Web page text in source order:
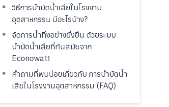
วิธีการบำบัดน้ำเสียในโรงงาน
อุตสาหกรรม มีอะไรบ้าง?
จัดการน้ำทิ้งอย่างยั่งยืน ด้วยระบบ
บำบัดน้ำเสียที่ทันสมัยจาก
Econowatt
คำถามที่พบบ่อยเกี่ยวกับ การบำบัดน้ำ
เสียในโรงงานอุตสาหกรรม (FAQ)